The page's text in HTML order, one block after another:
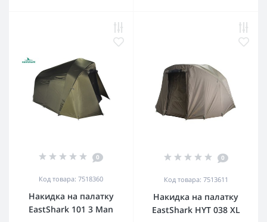
0
Код товара: 7518360
Накидка на палатку
EastShark 101 3 Man
0
Код товара: 7513611
Накидка на палатку
EastShark HYT 038 XL